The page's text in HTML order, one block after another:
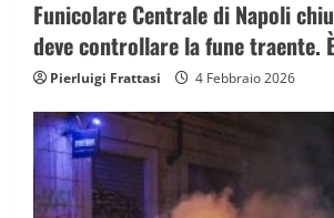
Funicolare Centrale di Napoli
deve controllare la fune traente.
Pierluigi Frattasi 4 Febbraio 2026